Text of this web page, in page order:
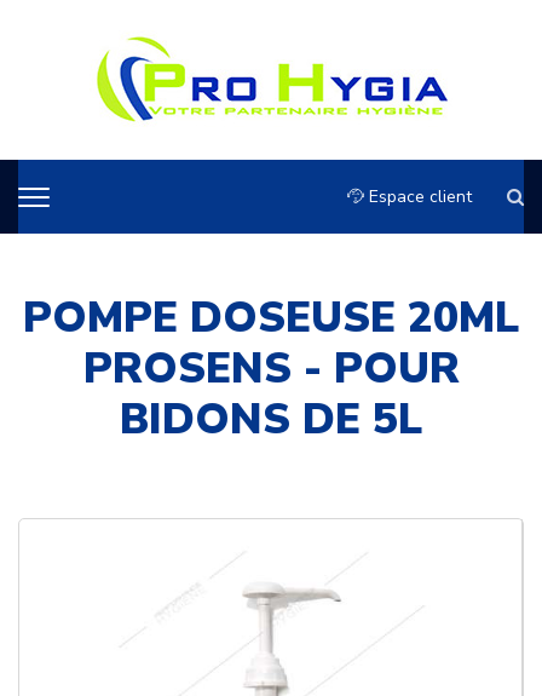
Espace client
POMPE DOSEUSE 20ML
PROSENS - POUR
BIDONS DE 5L